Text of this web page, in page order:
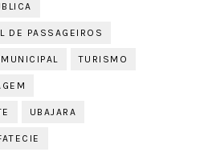
DE PASSAGEIROS
TURISMO
UBAJARA